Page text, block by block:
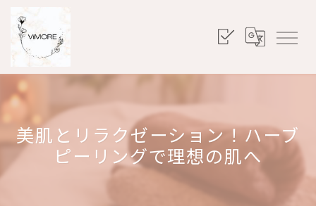
美肌とリラクゼーション！ハーブ
ピーリングで理想の肌へ